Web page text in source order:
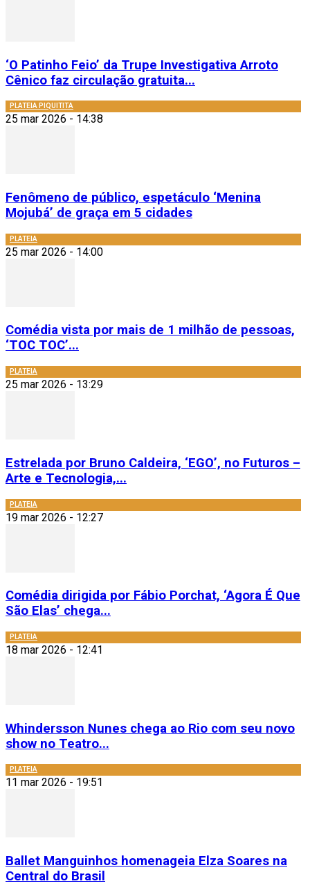
‘O Patinho Feio’ da Trupe Investigativa Arroto
Cênico faz circulação gratuita...
PLATEIA PIQUITITA
25 mar 2026 - 14:38
Fenômeno de público, espetáculo ‘Menina
Mojubá’ de graça em 5 cidades
PLATEIA
25 mar 2026 - 14:00
Comédia vista por mais de 1 milhão de pessoas,
‘TOC TOC’...
PLATEIA
25 mar 2026 - 13:29
Estrelada por Bruno Caldeira, ‘EGO’, no Futuros –
Arte e Tecnologia,...
PLATEIA
19 mar 2026 - 12:27
Comédia dirigida por Fábio Porchat, ‘Agora É Que
São Elas’ chega...
PLATEIA
18 mar 2026 - 12:41
Whindersson Nunes chega ao Rio com seu novo
show no Teatro...
PLATEIA
11 mar 2026 - 19:51
Ballet Manguinhos homenageia Elza Soares na
Central do Brasil